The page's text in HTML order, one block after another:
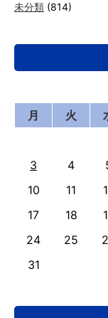
未分類 (814)
月
火
3
4
10
11
17
18
24
25
31